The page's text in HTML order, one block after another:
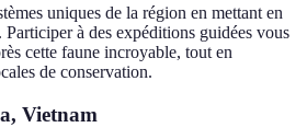
uniques de la région en mettant en
à des expéditions guidées vous
cette faune incroyable, tout en
de conservation.
Vietnam